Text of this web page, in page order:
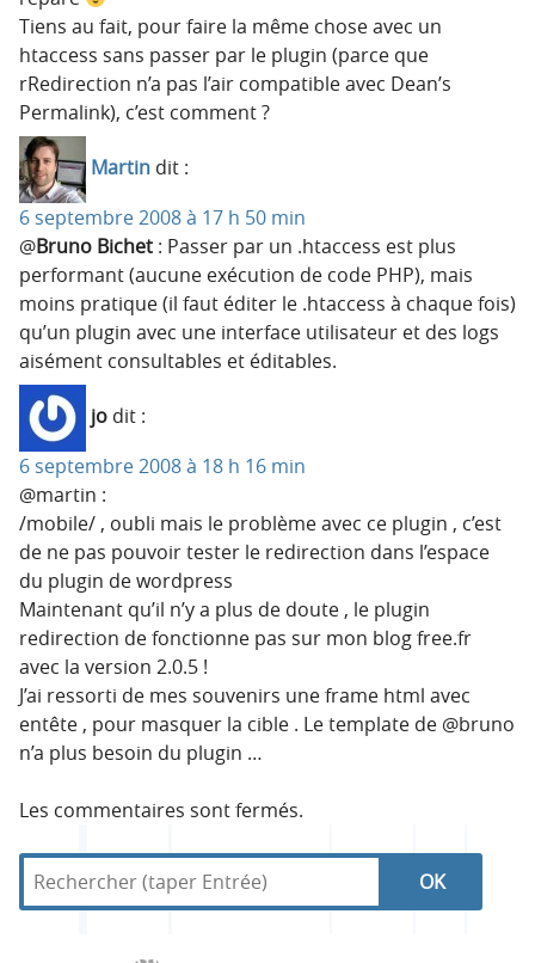
Tiens au fait, pour faire la même chose avec un
htaccess sans passer par le plugin (parce que
rRedirection n’a pas l’air compatible avec Dean’s
Permalink), c’est comment ?
Martin dit :
6 septembre 2008 à 17 h 50 min
@Bruno Bichet : Passer par un .htaccess est plus
performant (aucune exécution de code PHP), mais
moins pratique (il faut éditer le .htaccess à chaque fois)
qu’un plugin avec une interface utilisateur et des logs
aisément consultables et éditables.
jo dit :
6 septembre 2008 à 18 h 16 min
@martin :
/mobile/ , oubli mais le problème avec ce plugin , c’est
de ne pas pouvoir tester le redirection dans l’espace
du plugin de wordpress
Maintenant qu’il n’y a plus de doute , le plugin
redirection de fonctionne pas sur mon blog free.fr
avec la version 2.0.5 !
J’ai ressorti de mes souvenirs une frame html avec
entête , pour masquer la cible . Le template de @bruno
n’a plus besoin du plugin …
Les commentaires sont fermés.
R
R
d